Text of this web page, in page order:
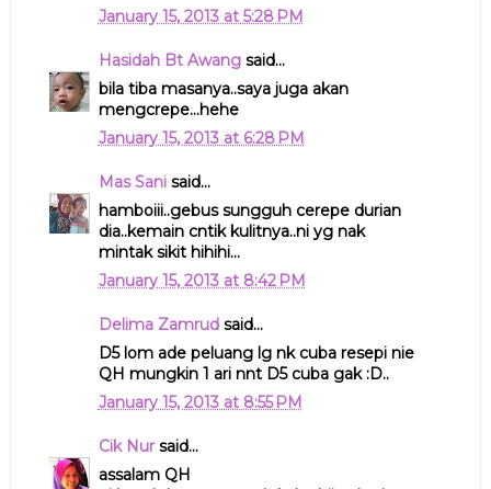
January 15, 2013 at 5:28 PM
Hasidah Bt Awangsaid...
bila tiba masanya..saya juga akan
mengcrepe...hehe
January 15, 2013 at 6:28 PM
Mas Sanisaid...
hamboiii..gebus sungguh cerepe durian
dia..kemain cntik kulitnya..ni yg nak
mintak sikit hihihi...
January 15, 2013 at 8:42 PM
Delima Zamrudsaid...
D5 lom ade peluang lg nk cuba resepi nie
QH mungkin 1 ari nnt D5 cuba gak :D..
January 15, 2013 at 8:55 PM
Cik Nursaid...
assalam QH